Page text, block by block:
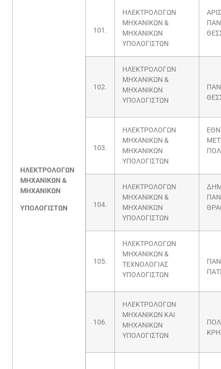
ΗΛΕΚΤΡΟΛΟΓΩΝ
ΜΗΧΑΝΙΚΩΝ &
ΜΗΧΑΝΙΚΩΝ
ΥΠΟΛΟΓΙΣΤΩΝ
101.
ΗΛΕΚΤΡΟΛΟΓΩΝ
ΜΗΧΑΝΙΚΩΝ &
ΜΗΧΑΝΙΚΩΝ
ΥΠΟΛΟΓΙΣΤΩΝ
102.
ΗΛΕΚΤΡΟΛΟΓΩΝ
ΜΗΧΑΝΙΚΩΝ &
ΜΗΧΑΝΙΚΩΝ
ΥΠΟΛΟΓΙΣΤΩΝ
103.
ΗΛΕΚΤΡΟΛΟΓΩΝ
ΜΗΧΑΝΙΚΩΝ &
ΜΗΧΑΝΙΚΩΝ
ΥΠΟΛΟΓΙΣΤΩΝ
104.
ΗΛΕΚΤΡΟΛΟΓΩΝ
ΜΗΧΑΝΙΚΩΝ &
ΜΗΧΑΝΙΚΩΝ
ΥΠΟΛΟΓΙΣΤΩΝ
105.
ΗΛΕΚΤΡΟΛΟΓΩΝ
ΜΗΧΑΝΙΚΩΝ &
ΤΕΧΝΟΛΟΓΙΑΣ
ΥΠΟΛΟΓΙΣΤΩΝ
106.
ΗΛΕΚΤΡΟΛΟΓΩΝ
ΜΗΧΑΝΙΚΩΝ ΚΑΙ
ΜΗΧΑΝΙΚΩΝ
ΥΠΟΛΟΓΙΣΤΩΝ